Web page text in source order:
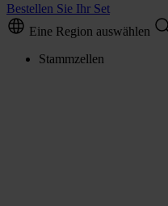
Bestellen Sie Ihr Set
Eine Region auswählen
Stammzellen